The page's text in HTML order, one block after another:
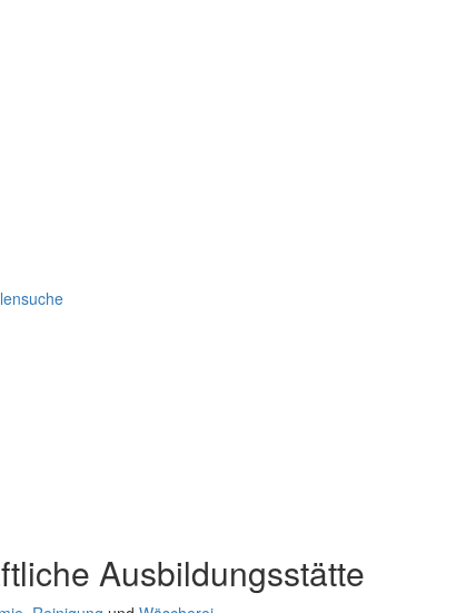
Ausbildungsstätte